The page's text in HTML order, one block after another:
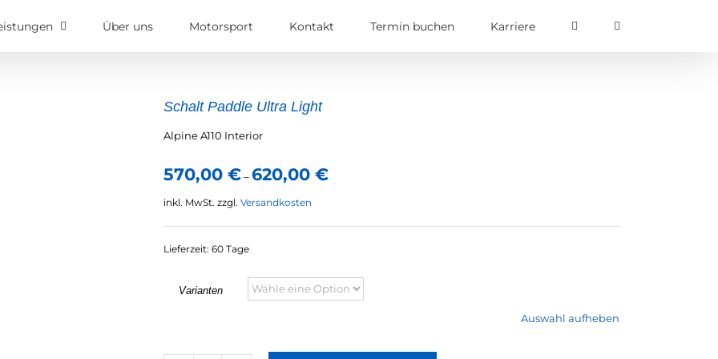
Über uns Motorsport Kontakt Termin buchen Karriere
Schalt Paddle Ultra Light
Alpine A110 Interior
570,00 €–620,00 €
inkl. MwSt. zzgl. Versandkosten
Lieferzeit: 60 Tage
Varianten
Auswahl aufheben